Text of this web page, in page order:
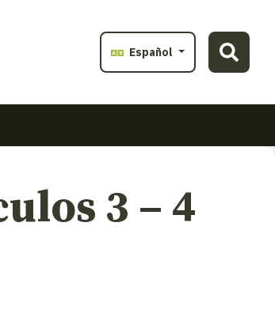
Español
3 – 4